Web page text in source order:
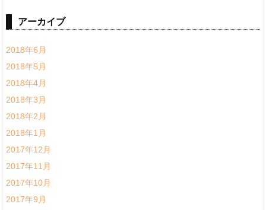
アーカイブ
2018年6月
2018年5月
2018年4月
2018年3月
2018年2月
2018年1月
2017年12月
2017年11月
2017年10月
2017年9月